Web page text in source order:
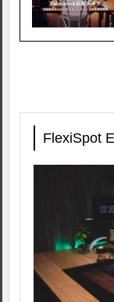
FlexiSpot